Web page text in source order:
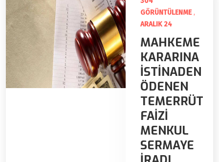
GÖRÜNTÜLENME,
ARALIK 24
MAHKEME
KARARINA
İSTİNADEN
ÖDENEN
TEMERRÜT
FAİZİ
MENKUL
SERMAYE